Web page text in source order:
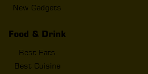
New Gadgets
Food & Drink
Best Eats
Best Cuisine